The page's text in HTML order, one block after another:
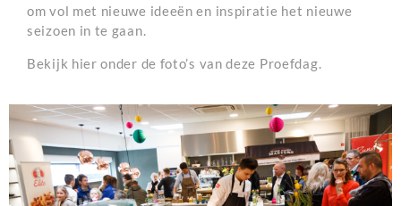
om vol met nieuwe ideeën en inspiratie het nieuwe
seizoen in te gaan.
Bekijk hier onder de foto’s van deze Proefdag.